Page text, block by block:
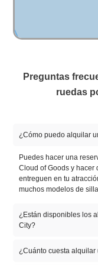
Preguntas
ruedas
¿Cómo puedo alquilar
Puedes hacer una
Cloud of Goods y hacer
entreguen en tu
muchos modelos de
¿Están disponibles los
City?
Los alquileres de Silla
¿Cuánto cuesta